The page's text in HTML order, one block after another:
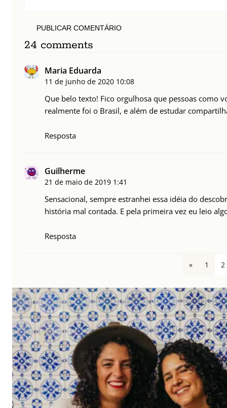
PUBLICAR COMENTÁRIO
24 comments
Maria Eduarda
11 de junho de 2020 10:08
Que belo texto! Fico orgulhosa que pessoas como
realmente foi o Brasil, e além de estudar
Resposta
Guilherme
21 de maio de 2019 1:41
Sensacional, sempre estranhei essa idéia do
história mal contada. E pela primeira vez eu leio
Resposta
« 1 2